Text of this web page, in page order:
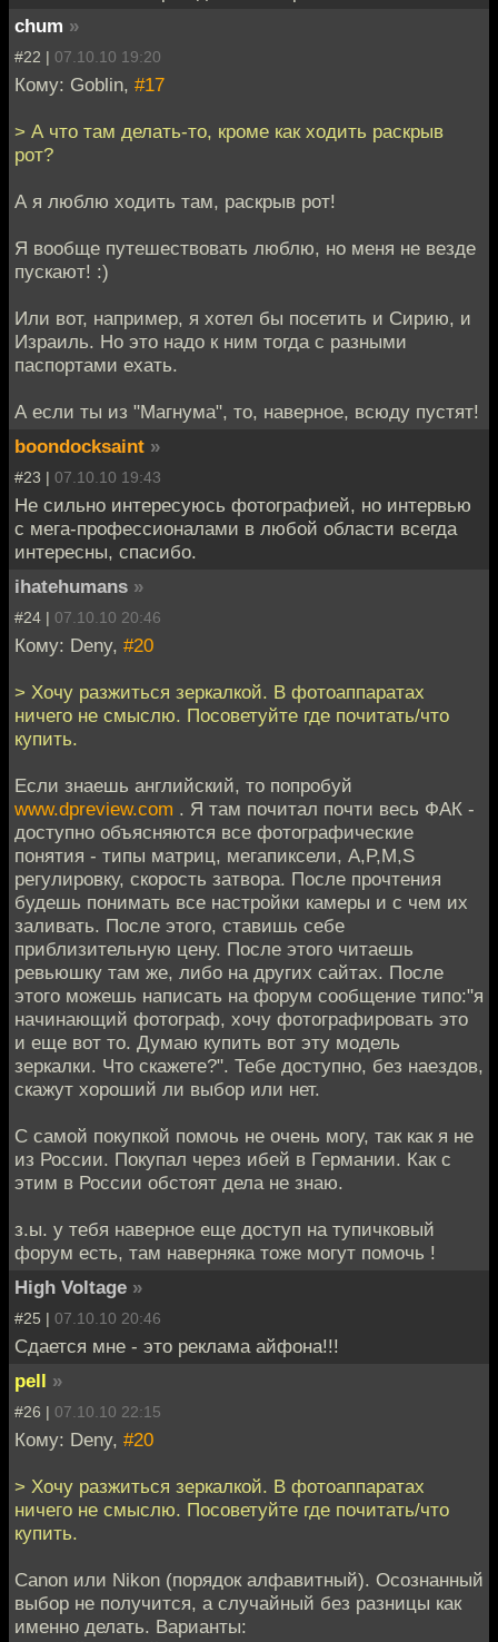
chum »
#22 | 07.10.10 19:20
Кому: Goblin, #17
> А что там делать-то, кроме как ходить раскрыв
рот?
А я люблю ходить там, раскрыв рот!
Я вообще путешествовать люблю, но меня не везде
пускают! :)
Или вот, например, я хотел бы посетить и Сирию, и
Израиль. Но это надо к ним тогда с разными
паспортами ехать.
А если ты из "Магнума", то, наверное, всюду пустят!
boondocksaint »
#23 | 07.10.10 19:43
Не сильно интересуюсь фотографией, но интервью
с мега-профессионалами в любой области всегда
интересны, спасибо.
ihatehumans »
#24 | 07.10.10 20:46
Кому: Deny, #20
> Хочу разжиться зеркалкой. В фотоаппаратах
ничего не смыслю. Посоветуйте где почитать/что
купить.
Если знаешь английский, то попробуй
www.dpreview.com . Я там почитал почти весь ФАК -
доступно объясняются все фотографические
понятия - типы матриц, мегапиксели, A,P,M,S
регулировку, скорость затвора. После прочтения
будешь понимать все настройки камеры и с чем их
заливать. После этого, ставишь себе
приблизительную цену. После этого читаешь
ревьюшку там же, либо на других сайтах. После
этого можешь написать на форум сообщение типо:"я
начинающий фотограф, хочу фотографировать это
и еще вот то. Думаю купить вот эту модель
зеркалки. Что скажете?". Тебе доступно, без наездов,
скажут хороший ли выбор или нет.
С самой покупкой помочь не очень могу, так как я не
из России. Покупал через ибей в Германии. Как с
этим в России обстоят дела не знаю.
з.ы. у тебя наверное еще доступ на тупичковый
форум есть, там наверняка тоже могут помочь !
High Voltage »
#25 | 07.10.10 20:46
Сдается мне - это реклама айфона!!!
pell »
#26 | 07.10.10 22:15
Кому: Deny, #20
> Хочу разжиться зеркалкой. В фотоаппаратах
ничего не смыслю. Посоветуйте где почитать/что
купить.
Canon или Nikon (порядок алфавитный). Осознанный
выбор не получится, а случайный без разницы как
именно делать. Варианты: